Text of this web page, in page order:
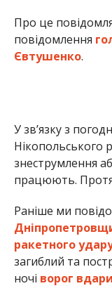
Про це
повідомлення
Євтушенко.
У зв’язку з
Нікопольського
знеструмлення
працюють.
Раніше ми
ракетного
загиблий та
ночі ворог